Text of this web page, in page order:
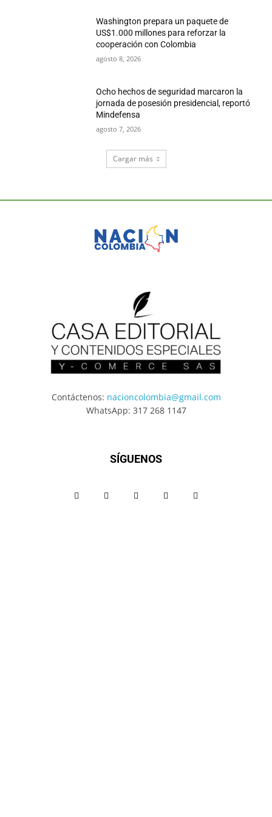
Washington prepara un paquete de
US$1.000 millones para reforzar la
cooperación con Colombia
agosto 8, 2026
Ocho hechos de seguridad marcaron la
jornada de posesión presidencial, reportó
Mindefensa
agosto 7, 2026
Cargar más
Contáctenos: nacioncolombia@gmail.com
WhatsApp: 317 268 1147
SÍGUENOS